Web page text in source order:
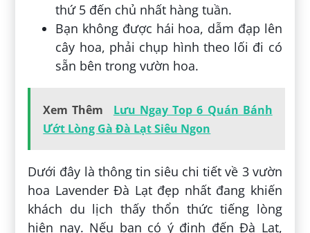
thứ 5 đến chủ nhất hàng tuần.
Bạn không được hái hoa, dẫm đạp lên
cây hoa, phải chụp hình theo lối đi có
sẵn bên trong vườn hoa.
Xem Thêm
Lưu Ngay Top 6 Quán Bánh
Ướt Lòng Gà Đà Lạt Siêu Ngon
Dưới đây là thông tin siêu chi tiết về 3 vườn
hoa Lavender Đà Lạt đẹp nhất đang khiến
khách du lịch thấy thổn thức tiếng lòng
hiện nay. Nếu bạn có ý định đến Đà Lạt,